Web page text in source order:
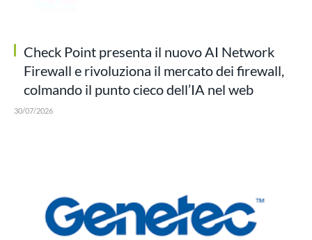
Check Point presenta il nuovo AI Network
Firewall e rivoluziona il mercato dei firewall,
colmando il punto cieco dell’IA nel web
30/07/2026